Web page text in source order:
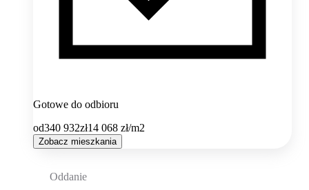
Gotowe do odbioru
od340 932zł14 068 zł/m2
Zobacz mieszkania
Oddanie